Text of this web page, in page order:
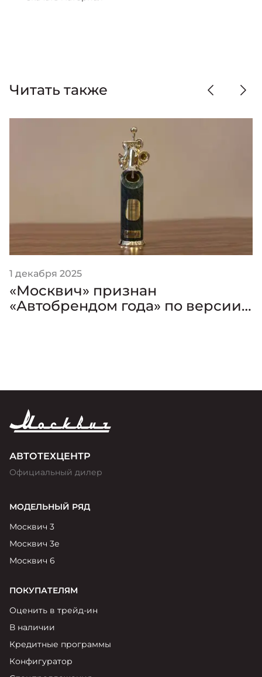
Читать также
1 декабря 2025
«Москвич» признан
«Автобрендом года» по версии
АВТОТЕХЦЕНТР
Официальный дилер
МОДЕЛЬНЫЙ РЯД
Москвич 3
Москвич 3е
Москвич 6
ПОКУПАТЕЛЯМ
Оценить в трейд-ин
В наличии
Кредитные программы
Конфигуратор